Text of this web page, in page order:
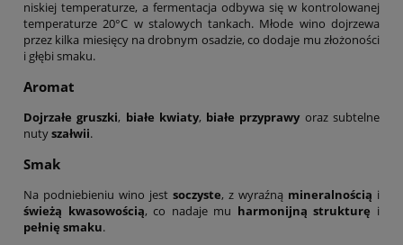
niskiej temperaturze, a fermentacja odbywa się w kontrolowanej
temperaturze 20°C w stalowych tankach. Młode wino dojrzewa
przez kilka miesięcy na drobnym osadzie, co dodaje mu złożoności
i głębi smaku.
Aromat
Dojrzałe gruszki, białe kwiaty, białe przyprawyoraz subtelne
nutyszałwii.
Smak
Na podniebieniu wino jest soczyste, z wyraźną mineralnością i
świeżą kwasowością, co nadaje mu harmonijną strukturę i
pełnię smaku.